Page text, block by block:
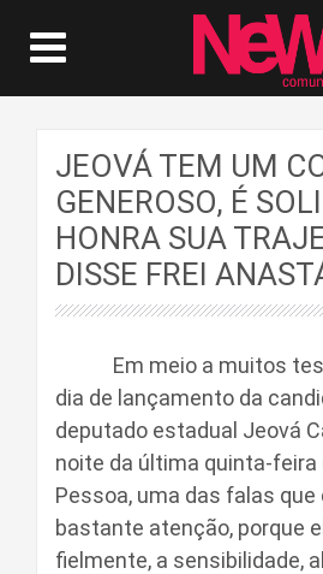
JEOVÁ TEM UM
GENEROSO, É
HONRA SUA
DISSE FREI
Em meio a muitos
dia de lançamento da
deputado estadual Jeová
noite da última quinta-feira
Pessoa, uma das falas que
bastante atenção, porque
fielmente, a sensibilidade,